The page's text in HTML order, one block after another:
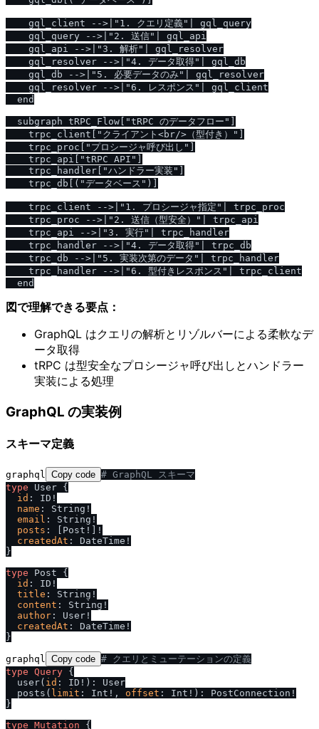
    gql_client -->|"1. クエリ定義"| gql_query
    gql_query -->|"2. 送信"| gql_api
    gql_api -->|"3. 解析"| gql_resolver
    gql_resolver -->|"4. データ取得"| gql_db
    gql_db -->|"5. 必要データのみ"| gql_resolver
    gql_resolver -->|"6. レスポンス"| gql_client
  end
  subgraph tRPC_Flow["tRPC のデータフロー"]
    trpc_client["クライアント<br/>（型付き）"]
    trpc_proc["プロシージャ呼び出し"]
    trpc_api["tRPC API"]
    trpc_handler["ハンドラー実装"]
    trpc_db[("データベース")]
    trpc_client -->|"1. プロシージャ指定"| trpc_proc
    trpc_proc -->|"2. 送信（型安全）"| trpc_api
    trpc_api -->|"3. 実行"| trpc_handler
    trpc_handler -->|"4. データ取得"| trpc_db
    trpc_db -->|"5. 実装次第のデータ"| trpc_handler
    trpc_handler -->|"6. 型付きレスポンス"| trpc_client
図で理解できる要点：
GraphQL はクエリの解析とリゾルバーによる柔軟なデ
ータ取得
tRPC は型安全なプロシージャ呼び出しとハンドラー
実装による処理
GraphQL の実装例
スキーマ定義
graphql Copy code # GraphQL スキーマ
type User {
id : ID !
name : String !
email : String !
posts : Post !
!
createdAt : DateTime !
}
type Post {
id : ID !
title : String !
content : String !
author : User !
createdAt : DateTime !
}
graphql Copy code # クエリとミューテーションの定義
type Query {
  user
( id : ID ! ) :
User
  posts
( limit : Int ! , offset : Int ! ) : PostConnection !
}
type Mutation
{